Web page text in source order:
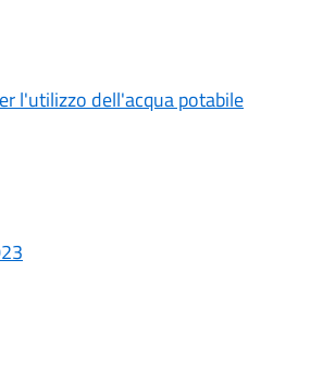
l'utilizzo dell'acqua potabile